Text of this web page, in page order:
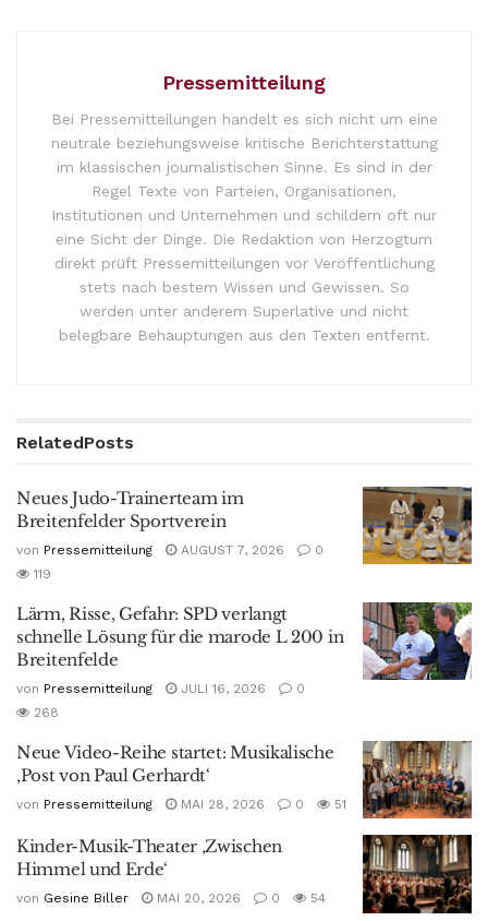
Pressemitteilung
Bei Pressemitteilungen handelt es sich nicht um eine
neutrale beziehungsweise kritische Berichterstattung
im klassischen journalistischen Sinne. Es sind in der
Regel Texte von Parteien, Organisationen,
Institutionen und Unternehmen und schildern oft nur
eine Sicht der Dinge. Die Redaktion von Herzogtum
direkt prüft Pressemitteilungen vor Veröffentlichung
stets nach bestem Wissen und Gewissen. So
werden unter anderem Superlative und nicht
belegbare Behauptungen aus den Texten entfernt.
RelatedPosts
Neues Judo-Trainerteam im
Breitenfelder Sportverein
von Pressemitteilung AUGUST 7, 2026
0
119
Lärm, Risse, Gefahr: SPD verlangt
schnelle Lösung für die marode L 200 in
Breitenfelde
von Pressemitteilung JULI 16, 2026
0
268
Neue Video-Reihe startet: Musikalische
‚Post von Paul Gerhardt‘
von Pressemitteilung MAI 28, 2026 0 51
Kinder-Musik-Theater ‚Zwischen
Himmel und Erde‘
von Gesine Biller MAI 20, 2026 0 54